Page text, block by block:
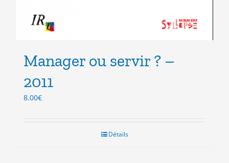
Manager ou servir ? –
2011
8.00€
Détails